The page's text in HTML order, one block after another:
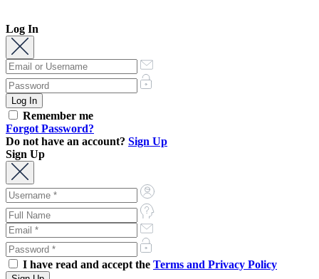
Log In
Remember me
Forgot Password?
Do not have an account? Sign Up
Sign Up
I have read and accept the Terms and Privacy Policy